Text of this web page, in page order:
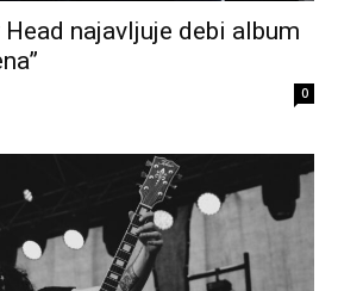
najavljuje debi album
0